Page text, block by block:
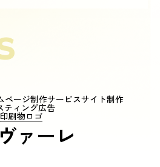
ページ制作サービスサイト制作
ティング広告
印刷物ロゴ
ァーレ